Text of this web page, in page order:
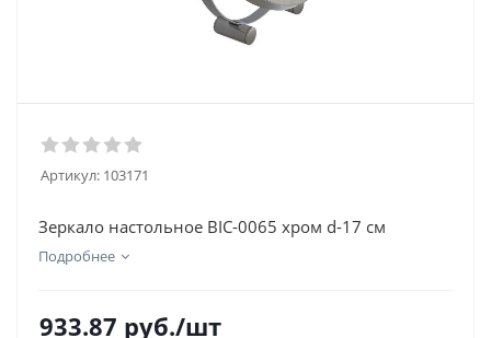
Артикул: 103171
Зеркало настольное BIC-0065 хром d-17 см
Подробнее
933.87 руб./шт